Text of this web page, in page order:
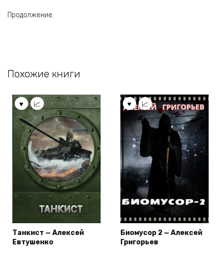
Продолжение:
Похожие книги
Танкист — Алексей
Евтушенко
Биомусор 2 — Алексей
Григорьев